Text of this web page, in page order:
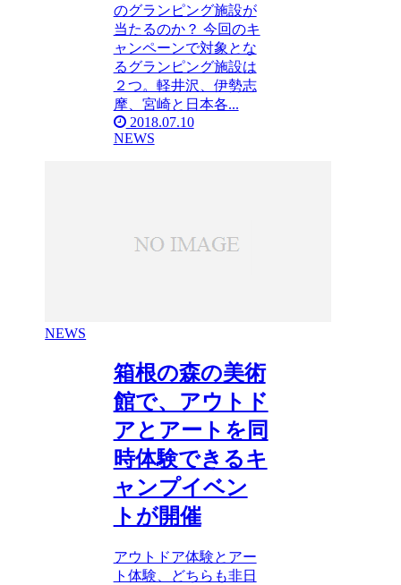
のグランピング施設が
当たるのか？ 今回のキ
ャンペーンで対象とな
るグランピング施設は
２つ。軽井沢、伊勢志
摩、宮崎と日本各...
2018.07.10
NEWS
NEWS
箱根の森の美術
館で、アウトド
アとアートを同
時体験できるキ
ャンプイベン
トが開催
アウトドア体験とアー
ト体験、どちらも非日